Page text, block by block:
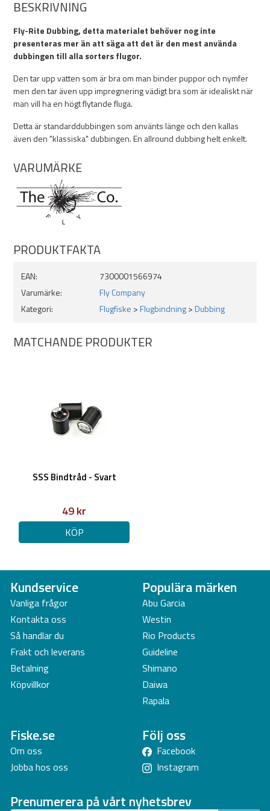
BESKRIVNING
Fly-Rite Dubbing, detta materialet behöver nog inte
presenteras mer än att säga att det är den mest använda
dubbingen till alla sorters flugor.
Den tar upp vatten som är bra om man binder puppor och nymfer
men den tar även upp impregnering vädigt bra som är idealiskt när
man vill ha en högt flytande fluga.
Detta är standarddubbingen som använts länge och den kallas
även den "klassiska" dubbingen. En allround dubbing helt enkelt.
VARUMÄRKE
PRODUKTFAKTA
EAN:
7300001566974
Varumärke:
Fly Company
Kategori:
Flugfiske >Flugbindning>Dubbing
MATCHANDE PRODUKTER
SSS Bindtråd - Svart
49 kr
KÖP
Kundservice
Vanliga frågor
Kontakta oss
Så handlar du
Frakt och leverans
Betalning
Köpvillkor
Populära märken
Abu Garcia
Westin
Rio Products
Guideline
Shimano
Daiwa
Rapala
Fiske.se
Om oss
Jobba hos oss
Följ oss
Facebook
Instagram
Prenumerera på vårt nyhetsbrev